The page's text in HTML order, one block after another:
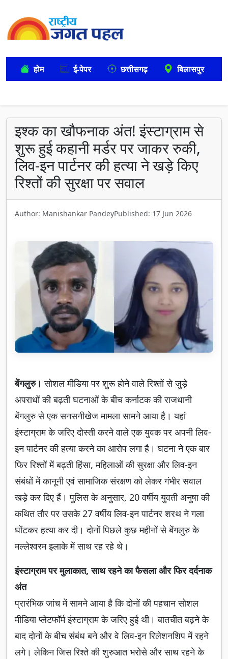
होम ई-पेपर छत्तीसगढ़ बिलासपुर
इश्क का खौफनाक अंत! इंस्टाग्राम से
शुरू हुई कहानी मर्डर पर जाकर रुकी,
लिव-इन पार्टनर की हत्या ने खड़े किए
रिश्तों की सुरक्षा पर सवाल
Author: Manishankar PandeyPublished: 17 Jun 2026
बेंगलुरु। सोशल मीडिया पर शुरू होने वाले रिश्तों से जुड़े
अपराधों की बढ़ती घटनाओं के बीच कर्नाटक की राजधानी
बेंगलुरु से एक सनसनीखेज मामला सामने आया है। यहां
इंस्टाग्राम के जरिए दोस्ती करने वाले एक युवक पर अपनी लिव-
इन पार्टनर की हत्या करने का आरोप लगा है। घटना ने एक बार
फिर रिश्तों में बढ़ती हिंसा, महिलाओं की सुरक्षा और लिव-इन
संबंधों में कानूनी एवं सामाजिक संरक्षण को लेकर गंभीर सवाल
खड़े कर दिए हैं। पुलिस के अनुसार, 20 वर्षीय युवती अनुषा की
कथित तौर पर उसके 27 वर्षीय लिव-इन पार्टनर शरथ ने गला
घोंटकर हत्या कर दी। दोनों पिछले कुछ महीनों से बेंगलुरु के
मल्लेश्वरम इलाके में साथ रह रहे थे।
इंस्टाग्राम पर मुलाकात, साथ रहने का फैसला और फिर दर्दनाक
अंत
प्रारंभिक जांच में सामने आया है कि दोनों की पहचान सोशल
मीडिया प्लेटफॉर्म इंस्टाग्राम के जरिए हुई थी। बातचीत बढ़ने के
बाद दोनों के बीच संबंध बने और वे लिव-इन रिलेशनशिप में रहने
लगे। लेकिन जिस रिश्ते की शुरुआत भरोसे और साथ रहने के